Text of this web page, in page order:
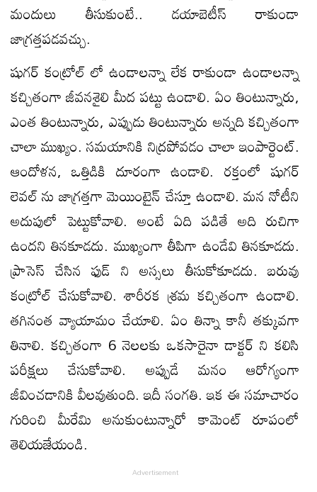
మందులు తీసుకుంటే.. డయాబెటీస్ రాకుండా
జాగ్రత్తపడవచ్చు.
షుగర్ కంట్రోల్ లో ఉండాలన్నా లేక రాకుండా ఉండాలన్నా
కచ్చితంగా జీవనశైలి మీద పట్టు ఉండాలి. ఏం తింటున్నారు,
ఎంత తింటున్నారు, ఎప్పుడు తింటున్నారు అన్నది కచ్చితంగా
చాలా ముఖ్యం. సమయానికి నిద్రపోవడం చాలా ఇంపార్టెంట్.
ఆందోళన, ఒత్తిడికి దూరంగా ఉండాలి. రక్తంలో షుగర్
లెవల్ ను జాగ్రత్తగా మెయింటైన్ చేస్తూ ఉండాలి. మన నోటీని
అదుపులో పెట్టుకోవాలి. అంటే ఏది పడితే అది రుచిగా
ఉందని తినకూడదు. ముఖ్యంగా తీపిగా ఉండేవి తినకూడదు.
ప్రాసెస్ చేసిన ఫుడ్ ని అస్సలు తీసుకోకూడదు. బరువు
కంట్రోల్ చేసుకోవాలి. శారీరక శ్రమ కచ్చితంగా ఉండాలి.
తగినంత వ్యాయామం చేయాలి. ఏం తిన్నా కానీ తక్కువగా
తినాలి. కచ్చితంగా 6 నెలలకు ఒకసారైనా డాక్టర్ ని కలిసి
పరీక్షలు చేసుకోవాలి. అప్పుడే మనం ఆరోగ్యంగా
జీవించడానికి వీలవుతుంది. ఇదీ సంగతి. ఇక ఈ సమాచారం
గురించి మీరేమి అనుకుంటున్నారో కామెంట్ రూపంలో
తెలియజేయండి.